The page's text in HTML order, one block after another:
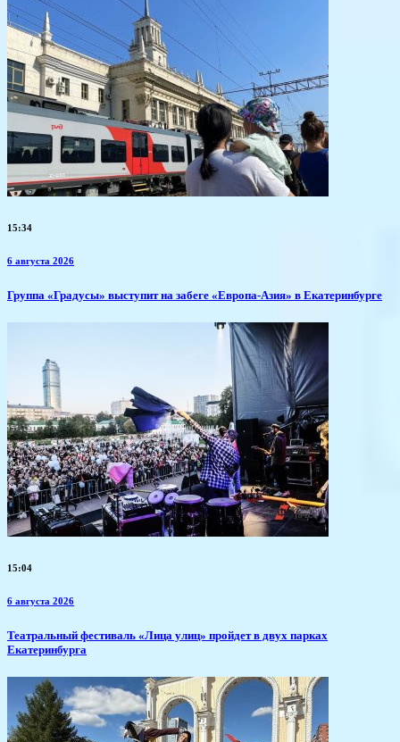
15:34
6 августа 2026
​Группа «Градусы» выступит на забеге «Европа-Азия» в Екатеринбурге
15:04
6 августа 2026
​Театральный фестиваль «Лица улиц» пройдет в двух парках
Екатеринбурга